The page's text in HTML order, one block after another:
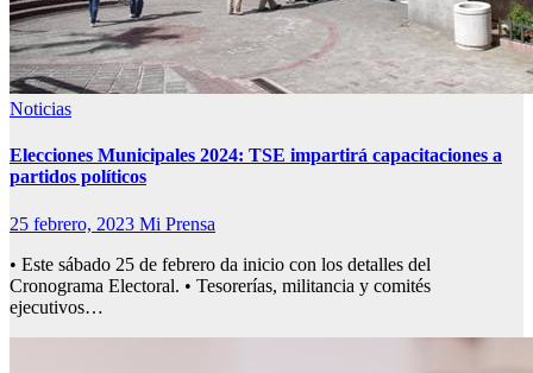
Noticias
Elecciones Municipales 2024: TSE impartirá capacitaciones a
partidos políticos
25 febrero, 2023 Mi Prensa
• Este sábado 25 de febrero da inicio con los detalles del
Cronograma Electoral. • Tesorerías, militancia y comités
ejecutivos…